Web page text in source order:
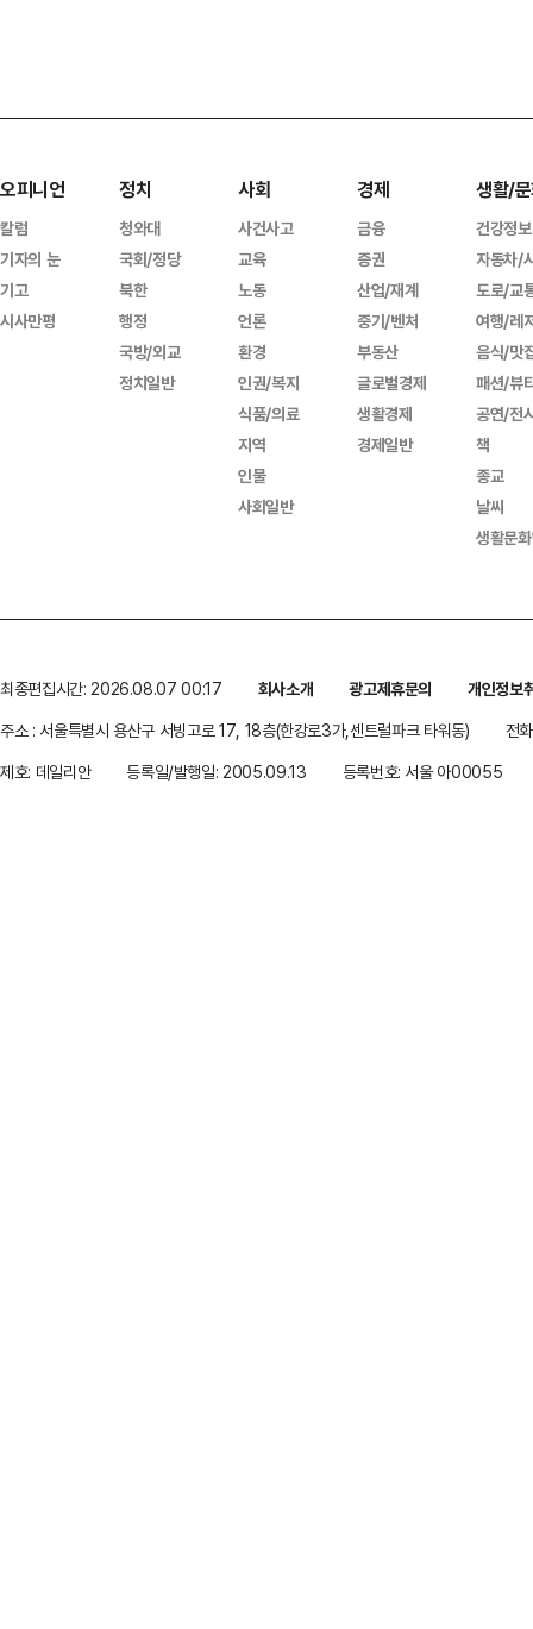
오피니언
칼럼
기자의 눈
기고
시사만평
정치
청와대
국회/정당
북한
행정
국방/외교
정치일반
사회
사건사고
교육
노동
언론
환경
인권/복지
식품/의료
지역
인물
사회일반
경제
금융
증권
산업/재계
중기/벤처
부동산
글로벌경제
생활경제
경제일반
생활/
건강정보
자동차/
도로/교
여행/레
음식/맛
패션/뷰
공연/전
책
종교
날씨
생활문
최종편집시간: 2026.08.07 00:17 회사소개 광고제휴문의
개인정보
주소 : 서울특별시 용산구 서빙고로 17, 18층(한강로3가,센트럴파크 타워동)
전
제호: 데일리안
등록일/발행일: 2005.09.13 등록번호: 서울 아00055